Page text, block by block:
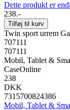
Dette produkt er
238.-
Tilføj til kurv
Twin sport urrem
707111
707111
Mobil, Tablet &
CaseOnline
238
DKK
7315700824386
Mobil, Tablet &